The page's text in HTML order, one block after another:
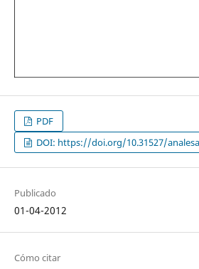
PDF
DOI: https://doi.org/10.31527/
Publicado
01-04-2012
Cómo citar